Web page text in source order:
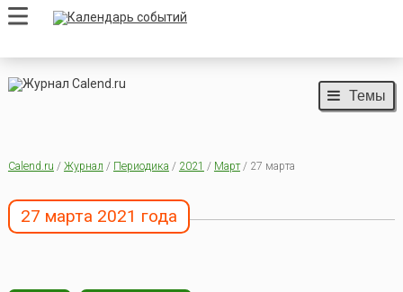
Темы
Calend.ru / Журнал / Периодика / 2021 / Март/ 27 марта
27 марта 2021 года